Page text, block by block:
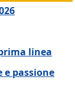
linea
e passione